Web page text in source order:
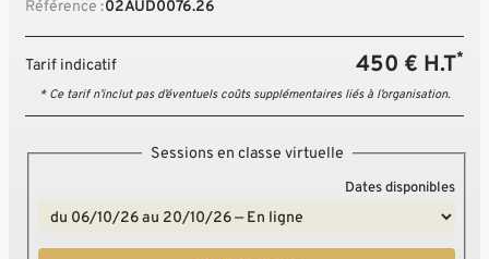
Référence :02AUD0076.26
Tarif indicatif 450 € H.T*
* Ce tarif n’inclut pas d’éventuels coûts supplémentaires liés à l’organisation.
Sessions en classe virtuelle
Dates disponibles